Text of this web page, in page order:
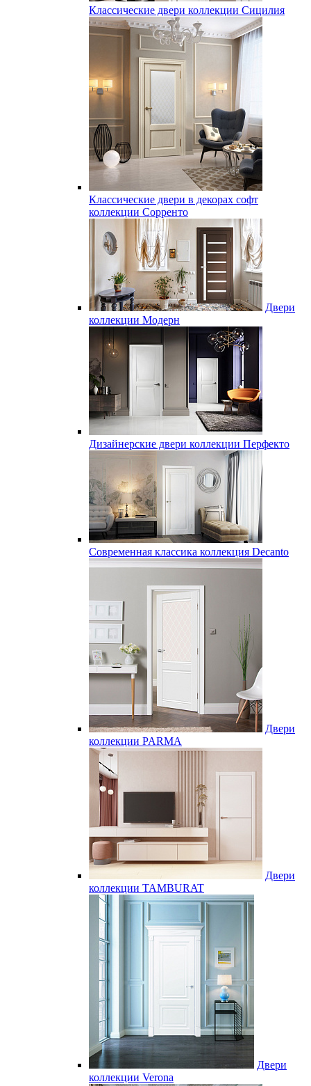
Классические двери коллекции Сицилия
Классические двери в декорах софт
коллекции Сорренто
Двери
коллекции Модерн
Дизайнерские двери коллекции Перфекто
Современная классика коллекция Decanto
Двери
коллекции PARMA
Двери
коллекции TAMBURAT
Двери
коллекции Verona